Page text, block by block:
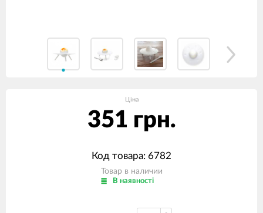
Ціна
351 грн.
Код товара: 6782
Товар в наличии
В наявності